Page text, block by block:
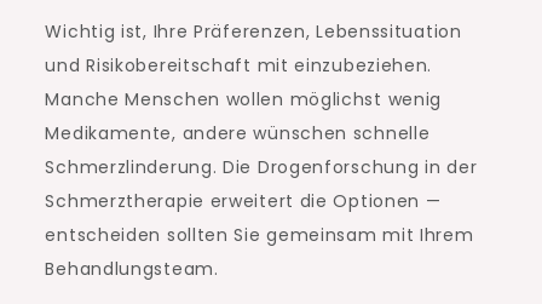
Wichtig ist, Ihre Präferenzen, Lebenssituation
und Risikobereitschaft mit einzubeziehen.
Manche Menschen wollen möglichst wenig
Medikamente, andere wünschen schnelle
Schmerzlinderung. Die Drogenforschung in der
Schmerztherapie erweitert die Optionen —
entscheiden sollten Sie gemeinsam mit Ihrem
Behandlungsteam.